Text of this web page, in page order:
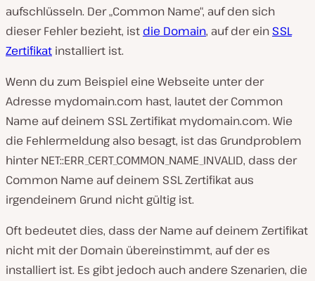
aufschlüsseln. Der „Common Name“, auf den sich
dieser Fehler bezieht, ist die Domain, auf der ein SSL
Zertifikat installiert ist.
Wenn du zum Beispiel eine Webseite unter der
Adresse mydomain.com hast, lautet der Common
Name auf deinem SSL Zertifikat mydomain.com. Wie
die Fehlermeldung also besagt, ist das Grundproblem
hinter NET::ERR_CERT_COMMON_NAME_INVALID, dass der
Common Name auf deinem SSL Zertifikat aus
irgendeinem Grund nicht gültig ist.
Oft bedeutet dies, dass der Name auf deinem Zertifikat
nicht mit der Domain übereinstimmt, auf der es
installiert ist. Es gibt jedoch auch andere Szenarien, die